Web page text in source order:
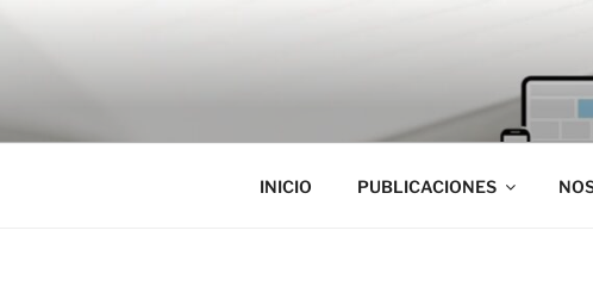
INICIO PUBLICACIONES